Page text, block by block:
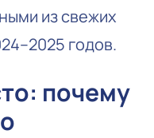
из свежих
годов.
почему